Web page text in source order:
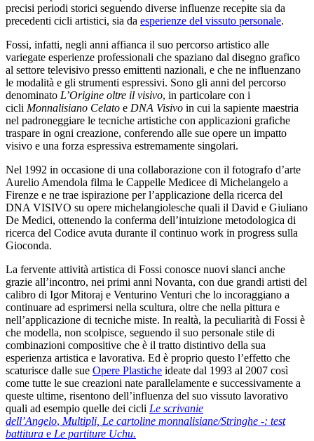
precisi periodi storici seguendo diverse influenze recepite sia da
precedenti cicli artistici, sia da esperienze del vissuto personale.
Fossi, infatti, negli anni affianca il suo percorso artistico alle
variegate esperienze professionali che spaziano dal disegno grafico
al settore televisivo presso emittenti nazionali, e che ne influenzano
le modalità e gli strumenti espressivi. Sono gli anni del percorso
denominato L’Origine oltre il visivo, in particolare con i
cicli Monnalisiano Celato e DNA Visivo in cui la sapiente maestria
nel padroneggiare le tecniche artistiche con applicazioni grafiche
traspare in ogni creazione, conferendo alle sue opere un impatto
visivo e una forza espressiva estremamente singolari.
Nel 1992 in occasione di una collaborazione con il fotografo d’arte
Aurelio Amendola filma le Cappelle Medicee di Michelangelo a
Firenze e ne trae ispirazione per l’applicazione della ricerca del
DNA VISIVO su opere michelangiolesche quali il David e Giuliano
De Medici, ottenendo la conferma dell’intuizione metodologica di
ricerca del Codice avuta durante il continuo work in progress sulla
Gioconda.
La fervente attività artistica di Fossi conosce nuovi slanci anche
grazie all’incontro, nei primi anni Novanta, con due grandi artisti del
calibro di Igor Mitoraj e Venturino Venturi che lo incoraggiano a
continuare ad esprimersi nella scultura, oltre che nella pittura e
nell’applicazione di tecniche miste. In realtà, la peculiarità di Fossi è
che modella, non scolpisce, seguendo il suo personale stile di
combinazioni compositive che è il tratto distintivo della sua
esperienza artistica e lavorativa. Ed è proprio questo l’effetto che
scaturisce dalle sue Opere Plastiche ideate dal 1993 al 2007 così
come tutte le sue creazioni nate parallelamente e successivamente a
queste ultime, risentono dell’influenza del suo vissuto lavorativo
quali ad esempio quelle dei cicli Le scrivanie
dell’Angelo, Multipli, Le cartoline monnalisiane/Stringhe -: test
battitura e Le partiture Uchu.